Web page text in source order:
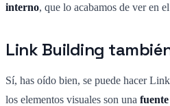
interno, que lo acabamos de ver en
Link Building
Sí, has oído bien, se puede hacer
los elementos visuales son una